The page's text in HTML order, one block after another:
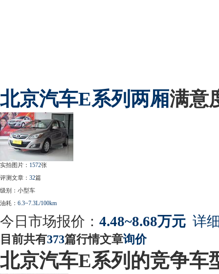
北京汽车E系列两厢满意
实拍图片： 1572张
评测文章： 32篇
级别：小型车
油耗： 6.3~7.3L/100km
今日市场报价： 4.48~8.68万元 详
目前共有373篇行情文章询价
北京汽车E系列的竞争车